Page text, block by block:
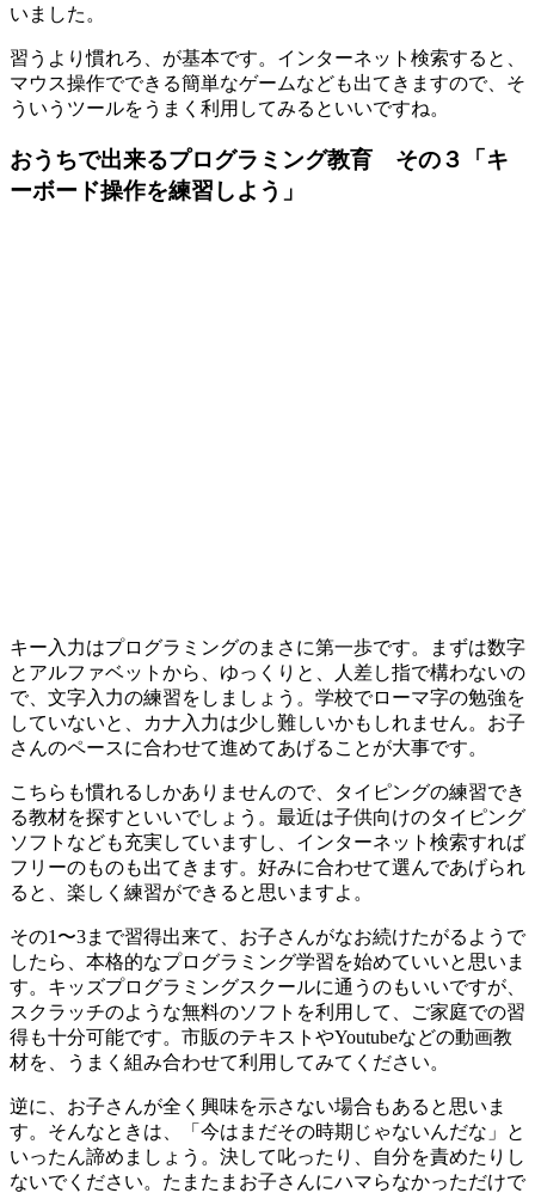
いました。
習うより慣れろ、が基本です。インターネット検索すると、
マウス操作でできる簡単なゲームなども出てきますので、そ
ういうツールをうまく利用してみるといいですね。
おうちで出来るプログラミング教育 その３「キ
ーボード操作を練習しよう」
キー入力はプログラミングのまさに第一歩です。まずは数字
とアルファベットから、ゆっくりと、人差し指で構わないの
で、文字入力の練習をしましょう。学校でローマ字の勉強を
していないと、カナ入力は少し難しいかもしれません。お子
さんのペースに合わせて進めてあげることが大事です。
こちらも慣れるしかありませんので、タイピングの練習でき
る教材を探すといいでしょう。最近は子供向けのタイピング
ソフトなども充実していますし、 インターネット検索すれば
フリーのものも出てきます。 好みに合わせて選んであげられ
ると、楽しく練習ができると思いますよ。
その1〜3まで習得出来て、お子さんがなお続けたがるようで
したら、本格的なプログラミング学習を始めていいと思いま
す。キッズプログラミングスクールに通うのもいいですが、
スクラッチのような無料のソフトを利用して、ご家庭での習
得も十分可能です。 市販のテキストやYoutubeなどの動画教
材を、うまく組み合わせて利 用してみてください。
逆に、お子さんが全く興味を示さない場合もあると思いま
す。そんなときは、
「今はまだその時期じゃないんだな」と
いったん諦めましょう 。決して叱ったり、自分を責めたりし
ないでください。たまたまお子さんにハマらなかっただけで